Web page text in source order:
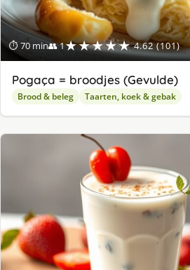
⏱ 70 min👥 1★★★★★ 4.62 (101)
Pogaça = broodjes (Gevulde)
Brood & beleg Taarten, koek & gebak